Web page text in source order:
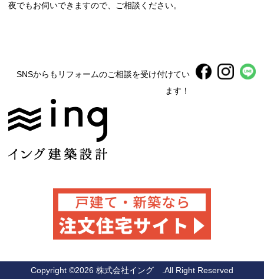
夜でもお伺いできますので、ご相談ください。
SNSからもリフォームのご相談を受け付けてい
ます！
Copyright ©2026 株式会社イング .All Right Reserved